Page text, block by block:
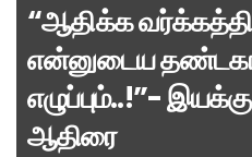
“ஆதிக்க
என்னுடைய
எழுப்பும்..!”-
ஆதிரை